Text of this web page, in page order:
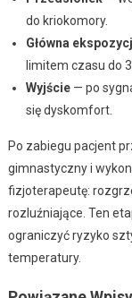
do kriokomory.
Główna
limitem czasu do
Wyjście— po
się dyskomfort.
Po zabiegu pacjent
gimnastyczny i
fizjoterapeutę:
rozluźniające. Ten
ograniczyć ryzyko
temperatury.